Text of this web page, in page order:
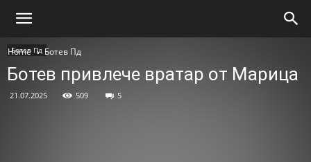
Home Ботев Пд
Ботев Пд
Ботев привлече вратар от Марица
21.07.2025 509 5